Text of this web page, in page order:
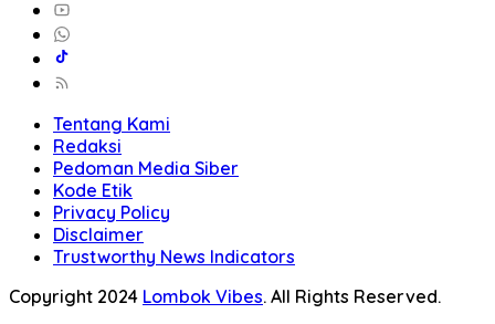
Tentang Kami
Redaksi
Pedoman Media Siber
Kode Etik
Privacy Policy
Disclaimer
Trustworthy News Indicators
Copyright 2024 Lombok Vibes. All Rights Reserved.